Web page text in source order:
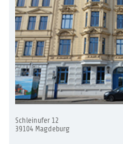
Schleinufer 12
39104 Magdeburg